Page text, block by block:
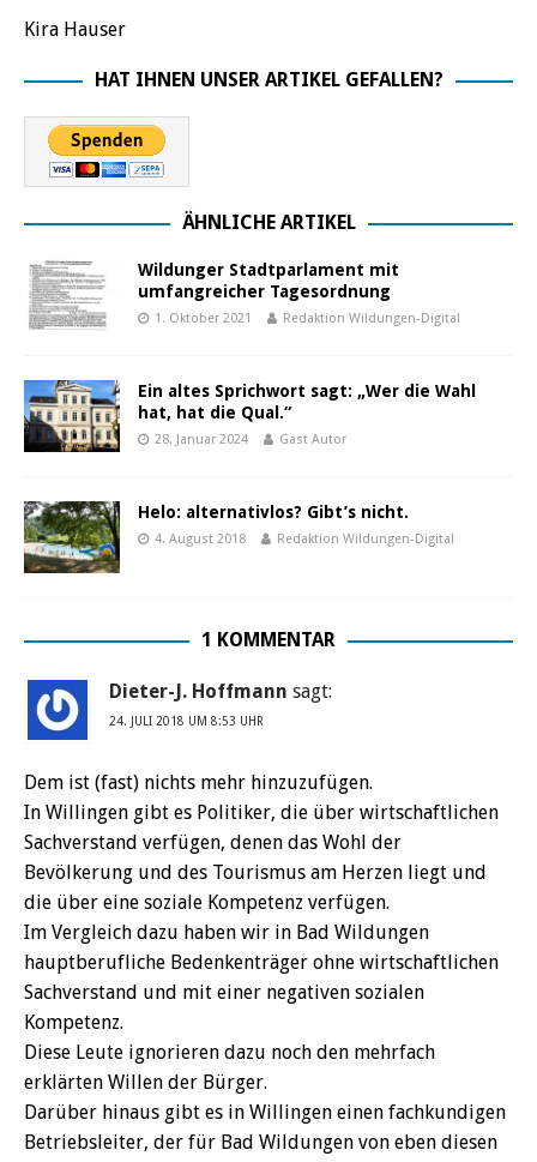
Kira Hauser
HAT IHNEN UNSER ARTIKEL GEFALLEN?
ÄHNLICHE ARTIKEL
Wildunger Stadtparlament mit
umfangreicher Tagesordnung
1. Oktober 2021 Redaktion Wildungen-Digital
Ein altes Sprichwort sagt: „Wer die Wahl
hat, hat die Qual.“
28. Januar 2024 Gast Autor
Helo: alternativlos? Gibt’s nicht.
4. August 2018 Redaktion Wildungen-Digital
1 KOMMENTAR
Dieter-J. Hoffmann sagt:
24. JULI 2018 UM 8:53 UHR
Dem ist (fast) nichts mehr hinzuzufügen.
In Willingen gibt es Politiker, die über wirtschaftlichen
Sachverstand verfügen, denen das Wohl der
Bevölkerung und des Tourismus am Herzen liegt und
die über eine soziale Kompetenz verfügen.
Im Vergleich dazu haben wir in Bad Wildungen
hauptberufliche Bedenkenträger ohne wirtschaftlichen
Sachverstand und mit einer negativen sozialen
Kompetenz.
Diese Leute ignorieren dazu noch den mehrfach
erklärten Willen der Bürger.
Darüber hinaus gibt es in Willingen einen fachkundigen
Betriebsleiter, der für Bad Wildungen von eben diesen